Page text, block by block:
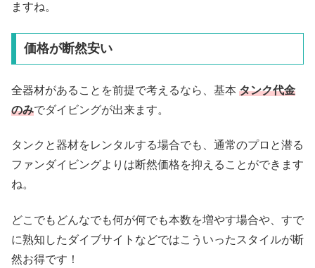
ますね。
価格が断然安い
全器材があることを前提で考えるなら、基本 タンク代金
のみでダイビングが出来ます。
タンクと器材をレンタルする場合でも、通常のプロと潜る
ファンダイビングよりは断然価格を抑えることができます
ね。
どこでもどんなでも何が何でも本数を増やす場合や、すで
に熟知したダイブサイトなどではこういったスタイルが断
然お得です！